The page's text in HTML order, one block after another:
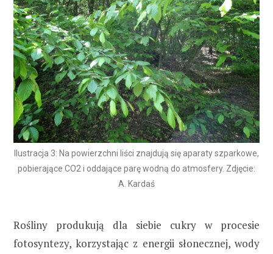
Ilustracja 3: Na powierzchni liści znajdują się aparaty szparkowe,
pobierające CO2 i oddające parę wodną do atmosfery. Zdjęcie:
A. Kardaś
Rośliny produkują dla siebie cukry w procesie
fotosyntezy, korzystając z energii słonecznej, wody